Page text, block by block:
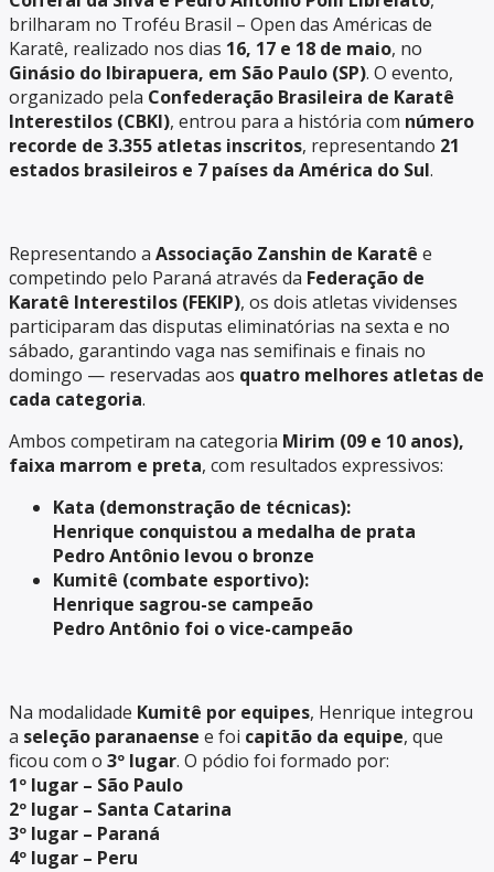
brilharam no Troféu Brasil – Open das Américas de
Karatê, realizado nos dias 16, 17 e 18 de maio, no
Ginásio do Ibirapuera, em São Paulo (SP). O evento,
organizado pela Confederação Brasileira de Karatê
Interestilos (CBKI), entrou para a história com número
recorde de 3.355 atletas inscritos, representando 21
estados brasileiros e 7 países da América do Sul.
Representando a Associação Zanshin de Karatê e
competindo pelo Paraná através da Federação de
Karatê Interestilos (FEKIP), os dois atletas vividenses
participaram das disputas eliminatórias na sexta e no
sábado, garantindo vaga nas semifinais e finais no
domingo — reservadas aos quatro melhores atletas de
cada categoria.
Ambos competiram na categoria Mirim (09 e 10 anos),
faixa marrom e preta, com resultados expressivos:
Kata (demonstração de técnicas):
Henrique conquistou a medalha de prata
Pedro Antônio levou o bronze
Kumitê (combate esportivo):
Henrique sagrou-se campeão
Pedro Antônio foi o vice-campeão
Na modalidade Kumitê por equipes, Henrique integrou
a seleção paranaense e foi capitão da equipe, que
ficou com o 3º lugar. O pódio foi formado por:
1º lugar – São Paulo
2º lugar – Santa Catarina
3º lugar – Paraná
4º lugar – Peru